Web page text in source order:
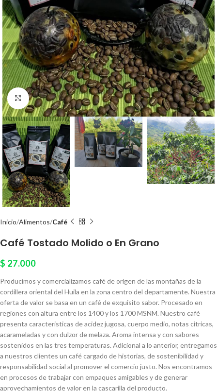
Click to enlarge
Inicio Alimentos Café
Café Tostado Molido o En Grano
$ 27.000
Producimos y comercializamos café de origen de las montañas de la
cordillera oriental del Huila en la zona centro del departamente. Nuestra
oferta de valor se basa en un café de exquisito sabor. Procesado en
regiones con altura entre los 1400 y los 1700 MSNM. Nuestro café
presenta caracteristicas de acidez jugosa, cuerpo medio, notas citricas,
acarameladas y con dulzor de melaza. Aroma intensa y con sabores
sostenidos en las tres temperaturas. Adicional a lo anterior, entregamos
a nuestros clientes un café cargado de historias, de sostenibilidad y
responsabilidad social al promover el comercio justo. Nos encontramos
en procesos de trabajar con empaques amigables y de generar
aprovechamientos de valor en la cascarilla del producto.